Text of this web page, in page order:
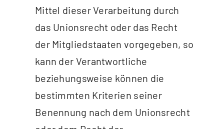
Mittel dieser Verarbeitung durch
das Unionsrecht oder das Recht
der Mitgliedstaaten vorgegeben, so
kann der Verantwortliche
beziehungsweise können die
bestimmten Kriterien seiner
Benennung nach dem Unionsrecht